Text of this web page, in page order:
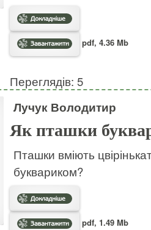
pdf, 4.36 Mb
Переглядів: 5
Лучук Володитир
Як пташки
Пташки вміють
буквариком?
pdf, 1.49 Mb